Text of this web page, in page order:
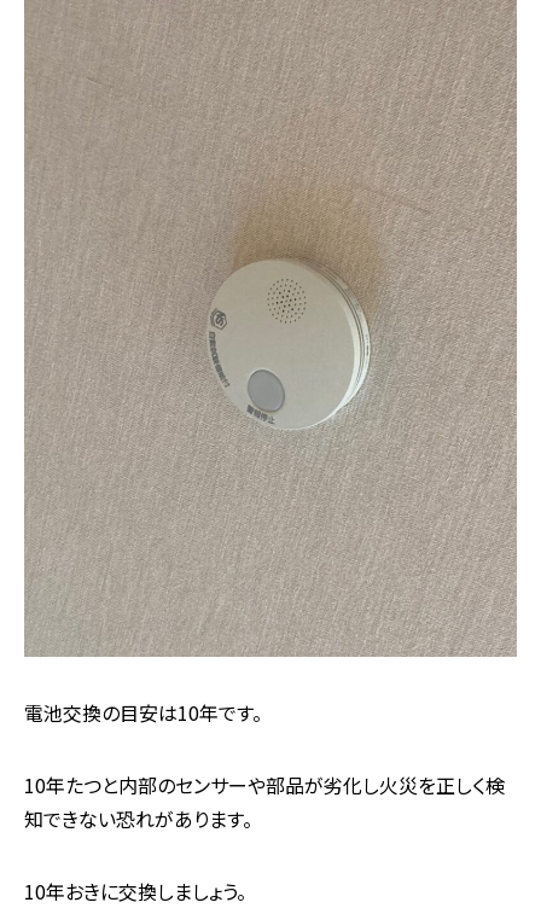
電池交換の目安は10年です。
10年たつと内部のセンサーや部品が劣化し火災を正しく検
知できない恐れがあります。
10年おきに交換しましょう。